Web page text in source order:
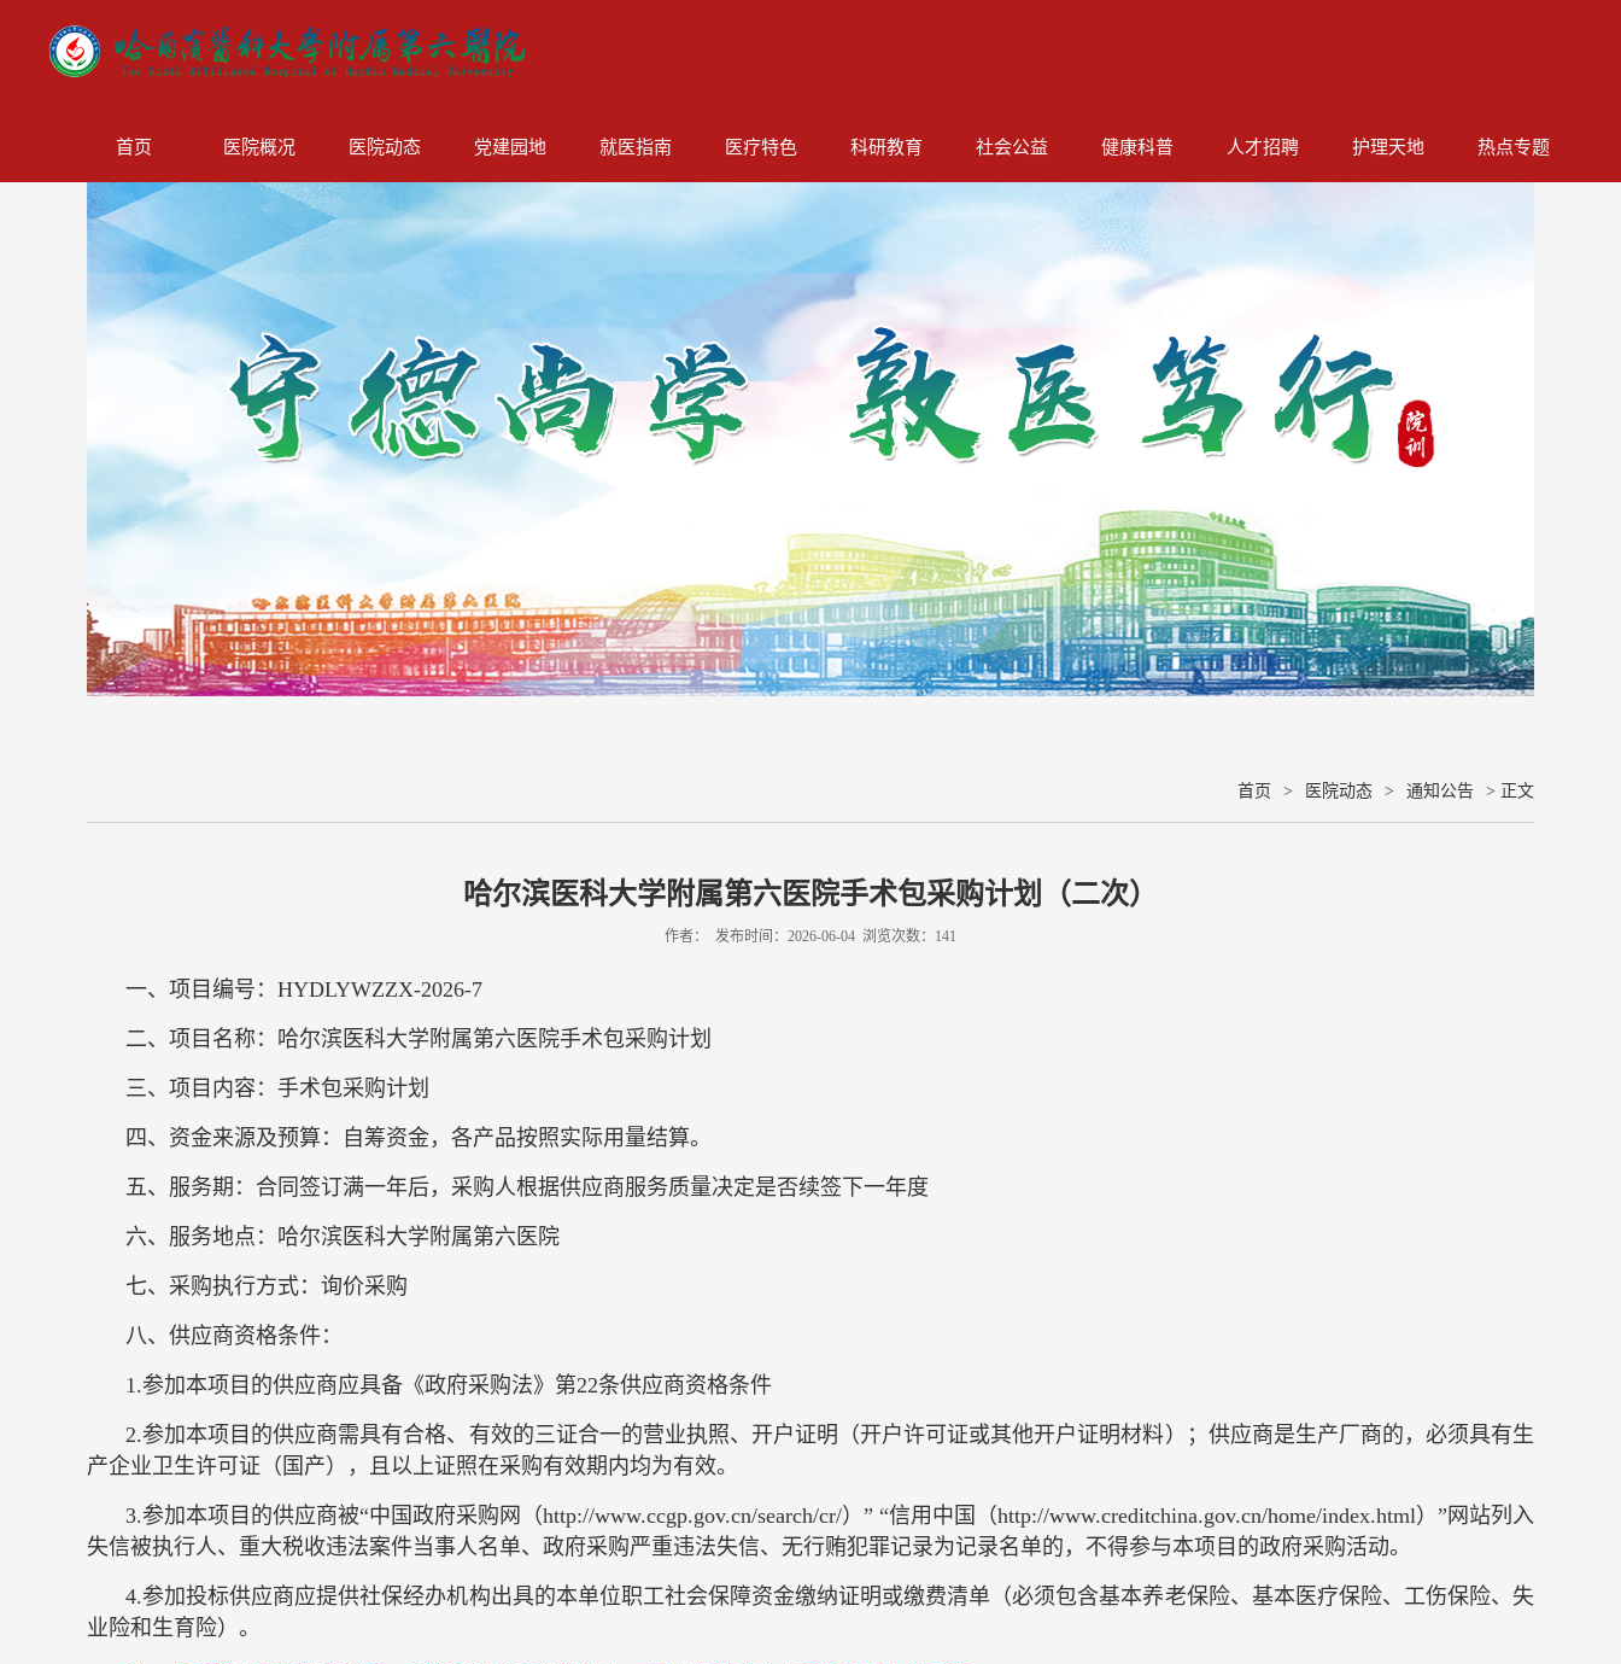
首页 医院概况 医院动态 党建园地 就医指南 医疗特色 科研教育 社会公益 健康科普 人才招聘 护理天地 热点专题
首页 > 医院动态 > 通知公告 > 正文
哈尔滨医科大学附属第六医院手术包采购计划（二次）
作者： 发布时间：2026-06-04 浏览次数： 141
一、项目编号：HYDLYWZZX-2026-7
二、项目名称：哈尔滨医科大学附属第六医院手术包采购计划
三、项目内容：手术包采购计划
四、资金来源及预算：自筹资金，各产品按照实际用量结算。
五、服务期：合同签订满一年后，采购人根据供应商服务质量决定是否续签下一年度
六、服务地点：哈尔滨医科大学附属第六医院
七、采购执行方式：询价采购
八、供应商资格条件：
1.参加本项目的供应商应具备《政府采购法》第22条供应商资格条件
2.参加本项目的供应商需具有合格、有效的三证合一的营业执照、开户证明（开户许可证或其他开户证明材料）；供应商是生产厂商的，必须具有生
产企业卫生许可证（国产），且以上证照在采购有效期内均为有效。
3.参加本项目的供应商被“中国政府采购网（http://www.ccgp.gov.cn/search/cr/）” “信用中国（http://www.creditchina.gov.cn/home/index.html）”网站列入
失信被执行人、重大税收违法案件当事人名单、政府采购严重违法失信、无行贿犯罪记录为记录名单的，不得参与本项目的政府采购活动。
4.参加投标供应商应提供社保经办机构出具的本单位职工社会保障资金缴纳证明或缴费清单（必须包含基本养老保险、基本医疗保险、工伤保险、失
业险和生育险）。